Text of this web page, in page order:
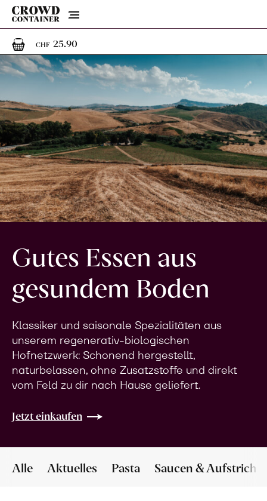
Menu
CHF 25.901 Artikel im Warenkorb
Gutes Essen aus
gesundem Boden
Klassiker und saisonale Spezialitäten aus
unserem regenerativ-biologischen
Hofnetzwerk: Schonend hergestellt,
naturbelassen, ohne Zusatzstoffe und direkt
vom Feld zu dir nach Hause geliefert.
Jetzt einkaufen
Alle Aktuelles Pasta Saucen & Aufstriche